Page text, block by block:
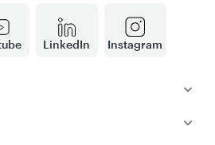
LinkedIn Instagram